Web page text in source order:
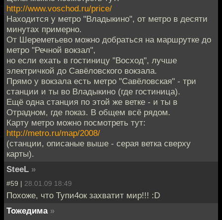
http://www.voschod.ru/price/
Находится у метро "Владыкино", от метро в десяти
минутах примерно.
От Шереметьево можно добраться на маршрутке до
метро "Речной вокзал",
но если ехать в гостиницу "Восход", лучше
электричкой до Савёловского вокзала.
Прямо у вокзала есть метро "Савёловская" - три
станции и ты во Владыкино (где гостиница).
Ещё одна станция по этой же ветке - и ты в
Отрадном, где показ. В общем всё рядом.
Карту метро можно посмотреть тут:
http://metro.ru/map/2008/
(станции, описаные выше - серая ветка сверху
карты).
SteeL »
#59 | 28.01.09 18:49
Похоже, что Тупи4ок захватит мир!!! :D
Тожедима »